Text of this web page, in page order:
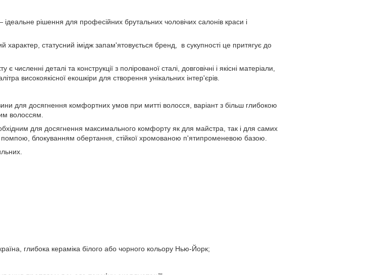
рішення для професійних брутальних чоловічих салонів краси і
статусний імідж запам'ятовується бренд, в сукупності це притягує до
деталі та конструкції з полірованої сталі, довговічні і якісні матеріали,
високоякісної екошкіри для створення унікальних інтер'єрів.
для досягнення комфортних умов при митті волосся, варіант з більш глибокою
волоссям.
для досягнення максимального комфорту як для майстра, так і для самих
помпою, блокуванням обертання, стійкої хромованою п'ятипроменевою базою.
глибока кераміка білого або чорного кольору Нью-Йорк;